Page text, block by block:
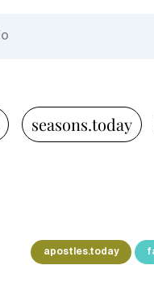
seasons.today
apostles.today